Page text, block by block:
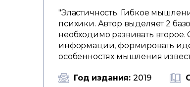
"Эластичность. Гибкое
психики. Автор выделяет 2
необходимо развивать
информации, формировать
особенностях мышления
Год издания: 2019